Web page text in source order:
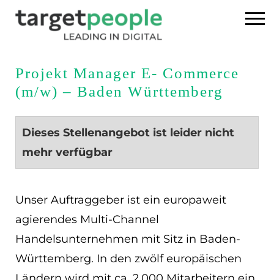
Executive Search
Referenzen
News
DE
Projekt Manager E- Commerce
(m/w) – Baden Württemberg
Dieses Stellenangebot ist leider nicht
mehr verfügbar
Unser Auftraggeber ist ein europaweit
agierendes Multi-Channel
Handelsunternehmen mit Sitz in Baden-
Württemberg. In den zwölf europäischen